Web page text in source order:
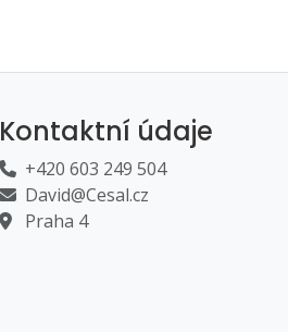
Kontaktní údaje
+420 603 249 504
David@Cesal.cz
Praha 4